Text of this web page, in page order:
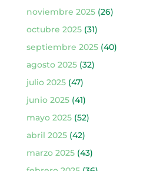
noviembre 2025(26)
octubre 2025(31)
septiembre 2025(40)
agosto 2025(32)
julio 2025(47)
junio 2025(41)
mayo 2025(52)
abril 2025(42)
marzo 2025(43)